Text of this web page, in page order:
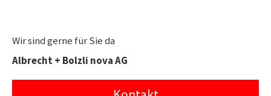
Wir sind gerne für Sie da
Albrecht + Bolzli nova AG